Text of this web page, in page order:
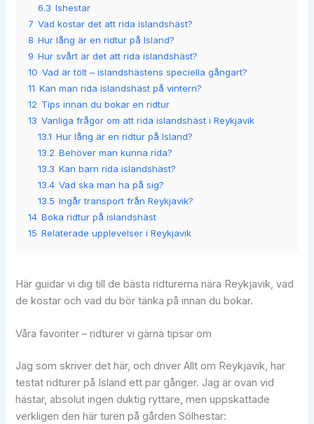
6.3 Ishestar
7 Vad kostar det att rida islandshäst?
8 Hur lång är en ridtur på Island?
9 Hur svårt är det att rida islandshäst?
10 Vad är tölt – islandshästens speciella gångart?
11 Kan man rida islandshäst på vintern?
12 Tips innan du bokar en ridtur
13 Vanliga frågor om att rida islandshäst i Reykjavik
13.1 Hur lång är en ridtur på Island?
13.2 Behöver man kunna rida?
13.3 Kan barn rida islandshäst?
13.4 Vad ska man ha på sig?
13.5 Ingår transport från Reykjavik?
14 Boka ridtur på islandshäst
15 Relaterade upplevelser i Reykjavik
Här guidar vi dig till de bästa ridturerna nära Reykjavik, vad
de kostar och vad du bör tänka på innan du bokar.
Våra favoriter – ridturer vi gärna tipsar om
Jag som skriver det här, och driver Allt om Reykjavik, har
testat ridturer på Island ett par gånger. Jag är ovan vid
hästar, absolut ingen duktig ryttare, men uppskattade
verkligen den här turen på gården Sólhestar: